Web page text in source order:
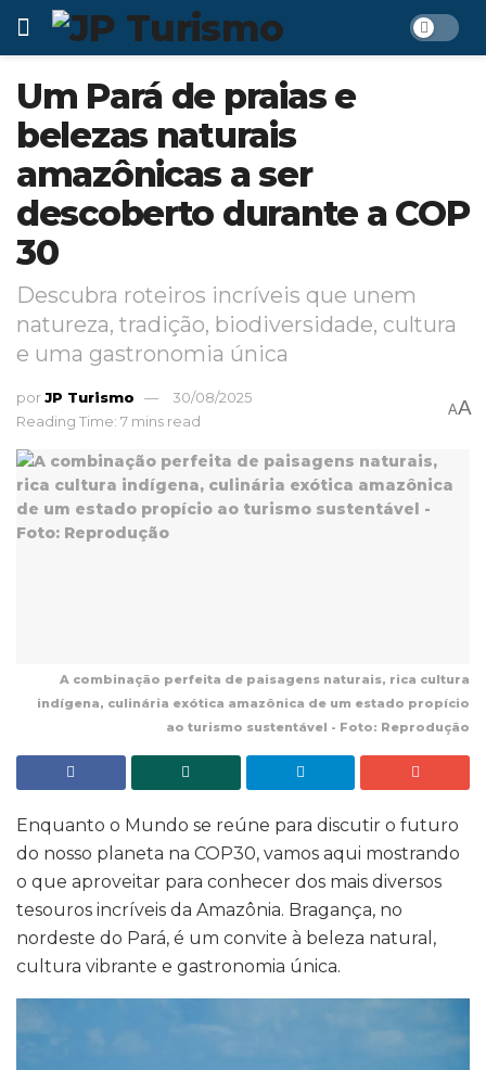
Um Pará de praias e
belezas naturais
amazônicas a ser
descoberto durante a COP
30
Descubra roteiros incríveis que unem
natureza, tradição, biodiversidade, cultura
e uma gastronomia única
porJP Turismo
30/08/2025
Reading Time: 7 mins read
AA
A combinação perfeita de paisagens naturais, rica cultura
indígena, culinária exótica amazônica de um estado propício
ao turismo sustentável - Foto: Reprodução
Enquanto o Mundo se reúne para discutir o futuro
do nosso planeta na COP30, vamos aqui mostrando
o que aproveitar para conhecer dos mais diversos
tesouros incríveis da Amazônia. Bragança, no
nordeste do Pará, é um convite à beleza natural,
cultura vibrante e gastronomia única.